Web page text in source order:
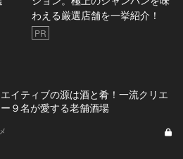
わえる厳選店舗を一挙紹介！
PR
イティブの源は酒と肴！一流クリエ
９名が愛する老舗酒場